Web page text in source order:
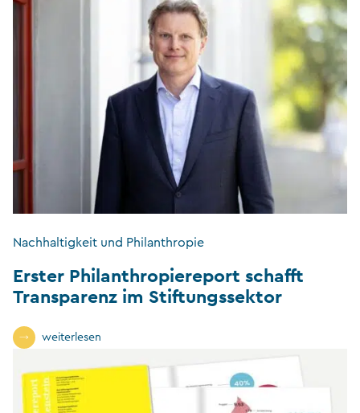
Nachhaltigkeit und Philanthropie
Erster Philanthropiereport schafft
Transparenz im Stiftungssektor
weiterlesen